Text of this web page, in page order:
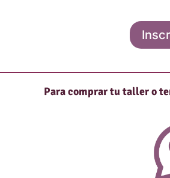
Para comprar tu taller o